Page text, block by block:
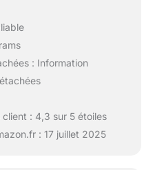
: Information
: 4,3 sur 5 étoiles
: 17 juillet 2025